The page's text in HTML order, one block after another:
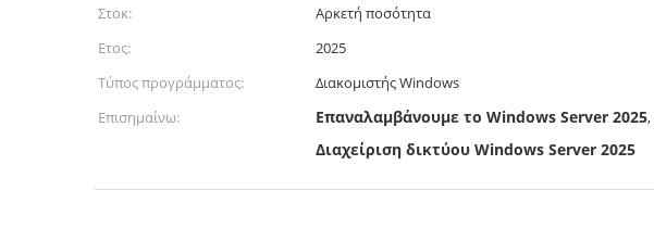
Στοκ:
Αρκετή ποσότητα
Ετος:
2025
Τύπος προγράμματος:
Διακομιστής Windows
Επισημαίνω:
Επαναλαμβάνουμε το Windows Server 2025,
Διαχείριση δικτύου Windows Server 2025